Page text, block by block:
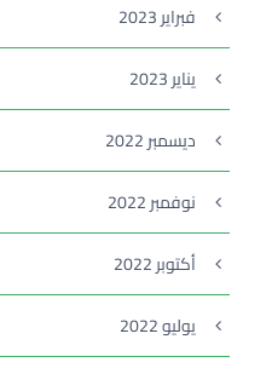
فبراير 2023
يناير 2023
ديسمبر 2022
نوفمبر 2022
أكتوبر 2022
يوليو 2022